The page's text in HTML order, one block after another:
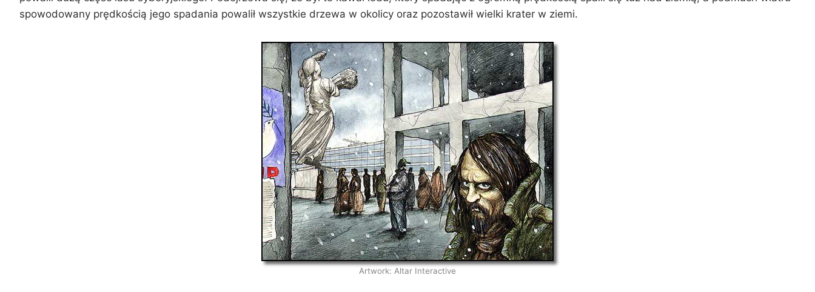
spowodowany prędkością jego spadania powalił wszystkie drzewa w okolicy oraz pozostawił wielki krater w ziemi.
Artwork: Altar Interactive